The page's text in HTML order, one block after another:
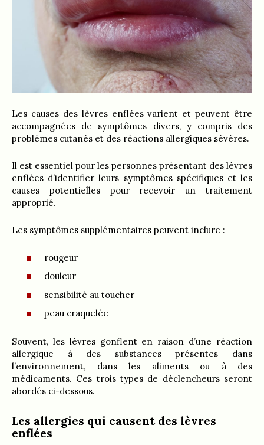
Les causes des lèvres enflées varient et peuvent être
accompagnées de symptômes divers, y compris des
problèmes cutanés et des réactions allergiques sévères.
Il est essentiel pour les personnes présentant des lèvres
enflées d’identifier leurs symptômes spécifiques et les
causes potentielles pour recevoir un traitement
approprié.
Les symptômes supplémentaires peuvent inclure :
rougeur
douleur
sensibilité au toucher
peau craquelée
Souvent, les lèvres gonflent en raison d’une réaction
allergique à des substances présentes dans
l’environnement, dans les aliments ou à des
médicaments. Ces trois types de déclencheurs seront
abordés ci-dessous.
Les allergies qui causent des lèvres
enflées